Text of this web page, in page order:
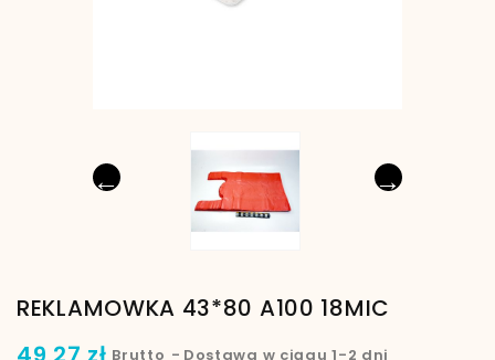
← →
REKLAMOWKA 43*80 A100 18MIC
Brutto Dostawa w ciągu 1-2 dni